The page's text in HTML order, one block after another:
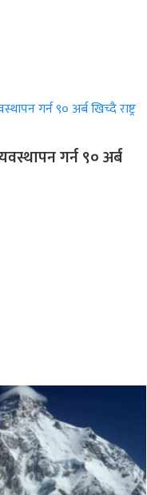
गर्न ९० अर्ब